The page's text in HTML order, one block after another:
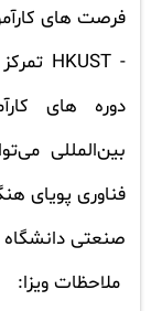
فرصت های
-
HKUST
دوره های
بین‌المللی
فناوری پویای
صنعتی
ملاحظات ویزا: